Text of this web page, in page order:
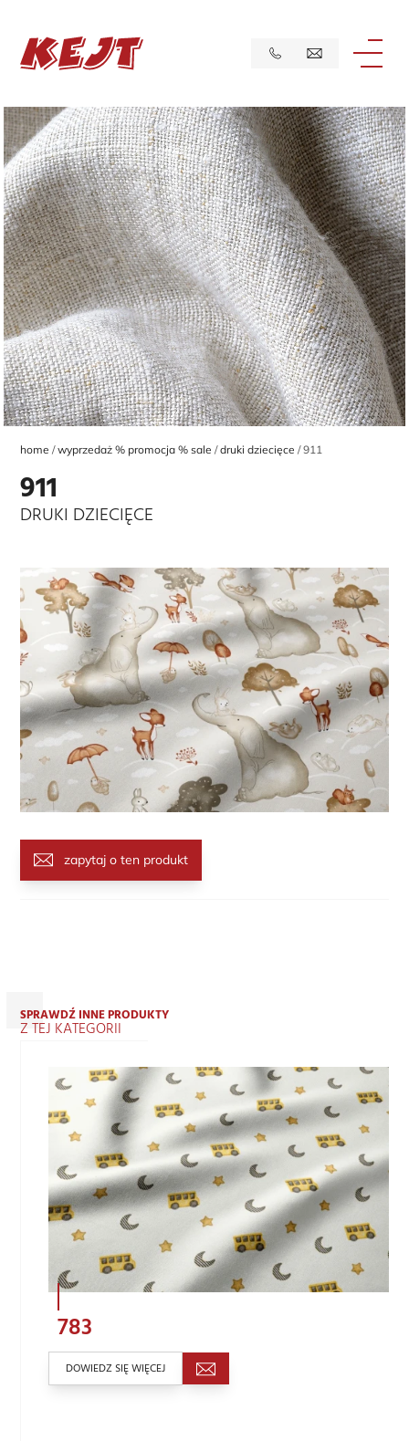
home wyprzedaż % promocja % sale druki dziecięce 911
911
DRUKI DZIECIĘCE
zapytaj o ten produkt
SPRAWDŹ INNE PRODUKTY
Z TEJ KATEGORII
783
DOWIEDZ SIĘ WIĘCEJ